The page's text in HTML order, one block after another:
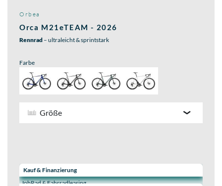
Orbea
Orca M21eTEAM - 2026
Rennrad – ultraleicht & sprintstark
Farbe
Größe
Wähle eine Preisoption:
Kauf & Finanzierung
JobRad & Fahrradleasing